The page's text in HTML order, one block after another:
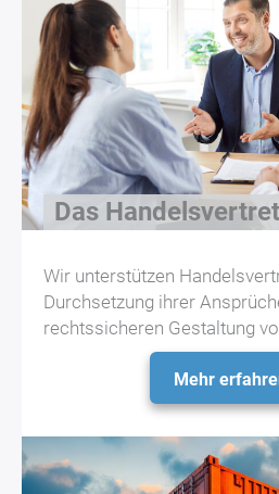
Das
Wir unterstützen
Durchsetzung ihrer
rechtssicheren Gestaltung
Mehr